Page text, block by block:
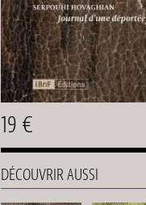
19 €
DÉCOUVRIR AUSSI